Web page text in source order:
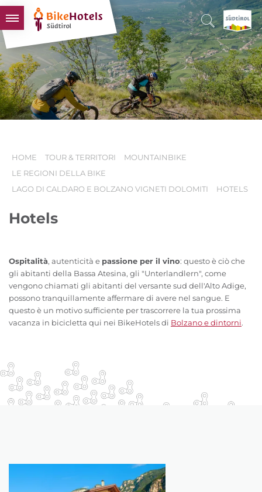
BIKEHOTELS
HOTELS & PACCHETTI
TOUR & TERRITORI
L'ALTO ADIGE & NOI
HOME TOUR & TERRITORI
MOUNTAINBIKE
LE REGIONI DELLA BIKE
LAGO DI CALDARO E BOLZANO VIGNETI DOLOMITI
HOTELS
Hotels
Ospitalità, autenticità e passione per il vino: questo è ciò che
gli abitanti della Bassa Atesina, gli "Unterlandlern", come
vengono chiamati gli abitanti del versante sud dell'Alto Adige,
possono tranquillamente affermare di avere nel sangue. E
questo è un motivo sufficiente per trascorrere la tua prossima
vacanza in bicicletta qui nei BikeHotels di Bolzano e dintorni.